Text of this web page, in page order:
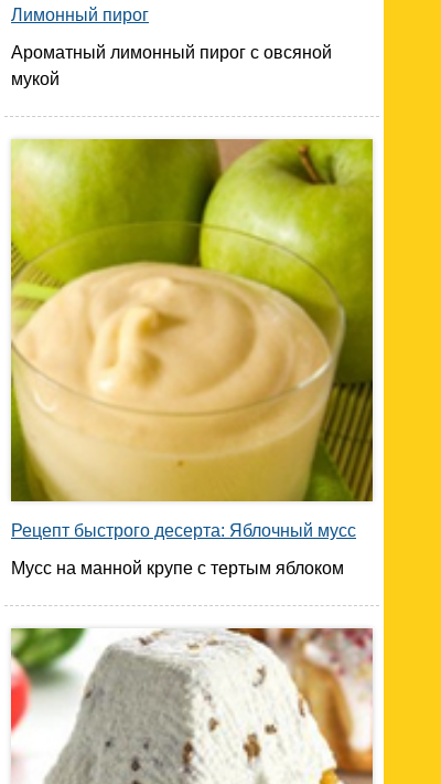
Лимонный пирог
Ароматный лимонный пирог с овсяной
мукой
Рецепт быстрого десерта: Яблочный мусс
Мусс на манной крупе с тертым яблоком